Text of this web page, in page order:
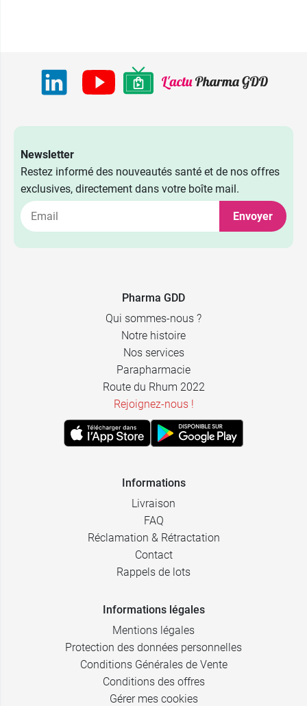
Newsletter
Restez informé des nouveautés santé et de nos offres
exclusives, directement dans votre boîte mail.
Envoyer
Pharma GDD
Qui sommes-nous ?
Notre histoire
Nos services
Parapharmacie
Route du Rhum 2022
Rejoignez-nous !
Informations
Livraison
FAQ
Réclamation & Rétractation
Contact
Rappels de lots
Informations légales
Mentions légales
Protection des données personnelles
Conditions Générales de Vente
Conditions des offres
Gérer mes cookies